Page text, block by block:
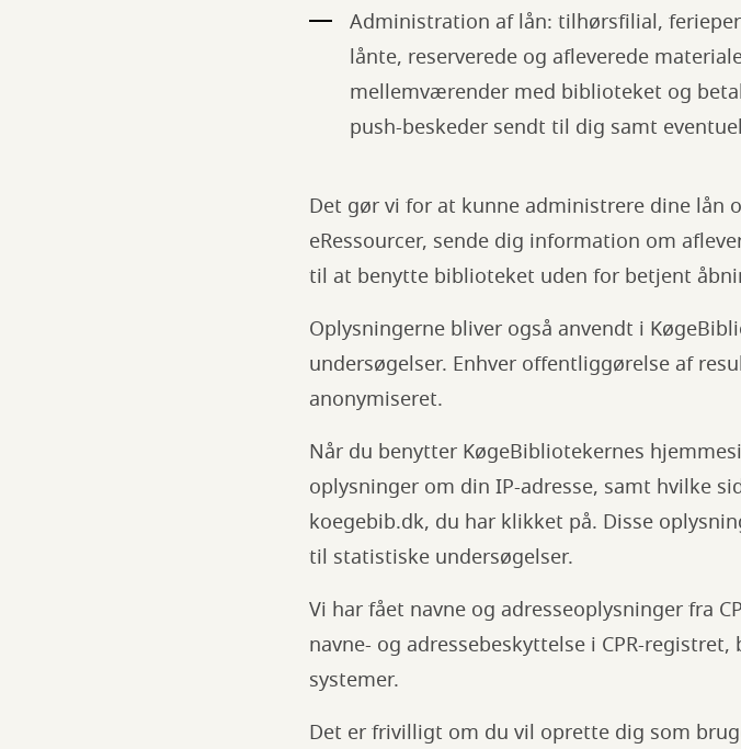
Administration af lån: tilhørsfilial,
lånte, reserverede og afleverede
mellemværender med biblioteket og
push-beskeder sendt til dig samt
Det gør vi for at kunne administrere dine lån
eRessourcer, sende dig information om
til at benytte biblioteket uden for betjent
Oplysningerne bliver også anvendt i
undersøgelser. Enhver offentliggørelse af
anonymiseret.
Når du benytter KøgeBibliotekernes
oplysninger om din IP-adresse, samt hvilke
koegebib.dk, du har klikket på. Disse
til statistiske undersøgelser.
Vi har fået navne og adresseoplysninger fra
navne- og adressebeskyttelse i CPR-
systemer.
Det er frivilligt om du vil oprette dig som